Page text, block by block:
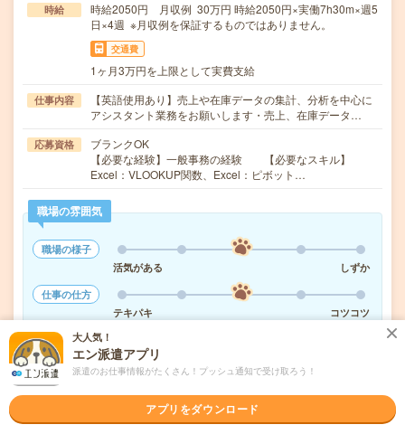
時給
時給2050円 月収例 30万円 時給2050円×実働7h30m×週5
日×4週 ※月収例を保証するものではありません。
交通費
1ヶ月3万円を上限として実費支給
仕事内容
【英語使用あり】売上や在庫データの集計、分析を中心に
アシスタント業務をお願いします・売上、在庫データ…
応募資格
ブランクOK
【必要な経験】一般事務の経験 【必要なスキル】
Excel：VLOOKUP関数、Excel：ピボット…
職場の雰囲気
職場の様子
活気がある
しずか
仕事の仕方
テキパキ
コツコツ
気になる! 応募へ進む 詳しく見る
派遣会社 株式会社リクルートスタッフィング
大人気！
エン派遣アプリ
派遣のお仕事情報がたくさん！プッシュ通知で受け取ろう！
アプリをダウンロード